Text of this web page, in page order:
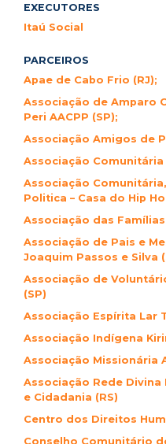
EXECUTORES
Itaú Social
PARCEIROS
Apae de Cabo Frio (RJ);
Associação de Amparo
Peri AACPP (SP);
Associação Amigos de
Associação Comunitária
Associação
Politica – Casa do Hip
Associação das Famílias
Associação de Pais e
Joaquim Passos e Silva
Associação de
(SP)
Associação Espírita Lar
Associação Indígena
Associação Missionária
Associação Rede Divina
e Cidadania (RS)
Centro dos Direitos
Conselho Comunitário